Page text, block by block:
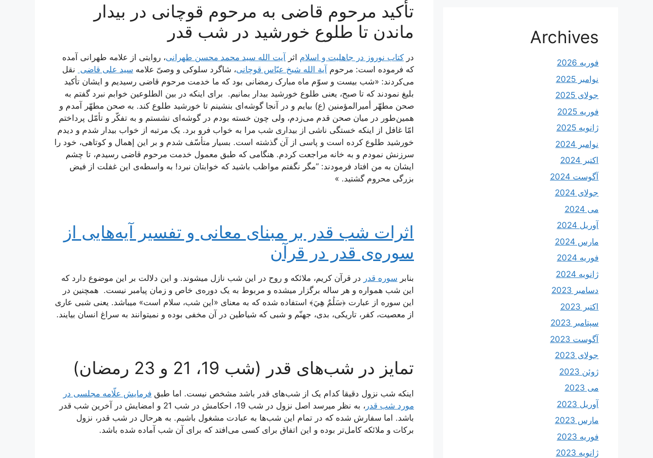
تأکید مرحوم قاضی به مرحوم قوچانی در بیدار
ماندن تا طلوع خورشید در شب قدر
در کتاب نوروز در جاهلیت و اسلام اثر آیت الله سید محمد محسن طهرانی، روایتی از علامه طهرانی آمده
که فرموده است: مرحوم آیة الله شیخ عبّاس قوچانی، شاگرد سلوکی و وصیّ علامه سید علی قاضی نقل
می‌کردند: «شب بیست و سوّم ماه مبارک رمضانی بود که ما خدمت مرحوم قاضی رسیدیم و ایشان تأکید
بلیغ نمودند که تا صبح، یعنی طلوع خورشید بیدار بمانیم. برای اینکه در بین الطلوعین خوابم نبرد گفتم به
صحن مطهّر أمیرالمؤمنین (ع) بیایم و در آنجا گوشه‌ای بنشینم تا خورشید طلوع کند. به صحن مطهّر آمدم و
همین‌طور در میان صحن قدم می‌زدم، ولی چون خسته بودم در گوشه‌ای نشستم و به تفکّر و تأمّل پرداختم
امّا غافل از اینکه خستگی ناشی از بیداری شب مرا به خواب فرو برد. یک مرتبه از خواب بیدار شدم و دیدم
خورشید طلوع کرده است و پاسی از آن گذشته است. بسیار متأسّف شدم و بر این إهمال و کوتاهی، خود را
سرزنش نمودم و به خانه مراجعت کردم. هنگامی که طبق معمول خدمت مرحوم قاضی رسیدم، تا چشم
ایشان به من افتاد فرمودند: ”مگر نگفتم مواظب باشید که خوابتان نبرد! به واسطه‌ی این غفلت از فیض
بزرگی محروم گشتید. »
اثرات شب قدر بر مبنای معانی و تفسیر آیه‌هایی از
سوره‌ی قدر در قرآن
بنابر سوره قدر در قرآن کریم، ملائکه و روح در این شب نازل میشوند. و این دلالت بر این موضوع دارد که
این شب همواره و هر ساله برگزار میشده و مربوط به یک دوره‌ی خاص و زمان پیامبر نیست. همچنین در
این سوره از عبارت ﴿سَلَٰمٌ هِيَ﴾ استفاده شده که به معنای «این شب، سلام است» میباشد. یعنی شبی عاری
از معصیت، کفر، تاریکی، بدی، جهنّم و شبی که شیاطین در آن مخفی بوده و نمیتوانند به سراغ انسان بیایند.
تمایز در شب‌های قدر (شب 19، 21 و 23 رمضان)
اینکه شب نزول دقیقا کدام یک از شب‌های قدر باشد مشخص نیست. اما طبق فرمایش علّامه مجلسی در
مورد شب قدر
، به نظر میرسد اصل نزول در شب 19، احکامش در شب 21 و امضایش در آخرین شب قدر
باشد. اما سفارش شده که در تمام این شب‌ها به عبادت مشغول باشیم. به هرحال در شب قدر، نزول
برکات و ملائکه کامل‌تر بوده و این اتفاق برای کسی می‌افتد که برای آن شب آماده شده باشد.
Archives
فوریه 2026
نوامبر 2025
جولای 2025
فوریه 2025
ژانویه 2025
نوامبر 2024
اکتبر 2024
آگوست 2024
جولای 2024
می 2024
آوریل 2024
مارس 2024
فوریه 2024
ژانویه 2024
دسامبر 2023
اکتبر 2023
سپتامبر 2023
آگوست 2023
جولای 2023
ژوئن 2023
می 2023
آوریل 2023
مارس 2023
فوریه 2023
ژانویه 2023